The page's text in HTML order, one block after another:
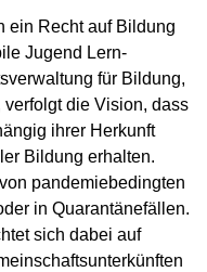
ein Recht auf Bildung
Jugend Lern-
für Bildung,
die Vision, dass
ihrer Herkunft
Bildung erhalten.
pandemiebedingten
in Quarantänefällen.
sich dabei auf